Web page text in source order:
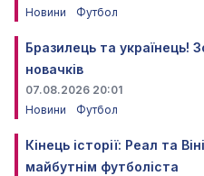
Новини
Футбол
Бразилець та українець!
новачків
07.08.2026 20:01
Новини
Футбол
Кінець історії: Реал та
майбутнім футболіста